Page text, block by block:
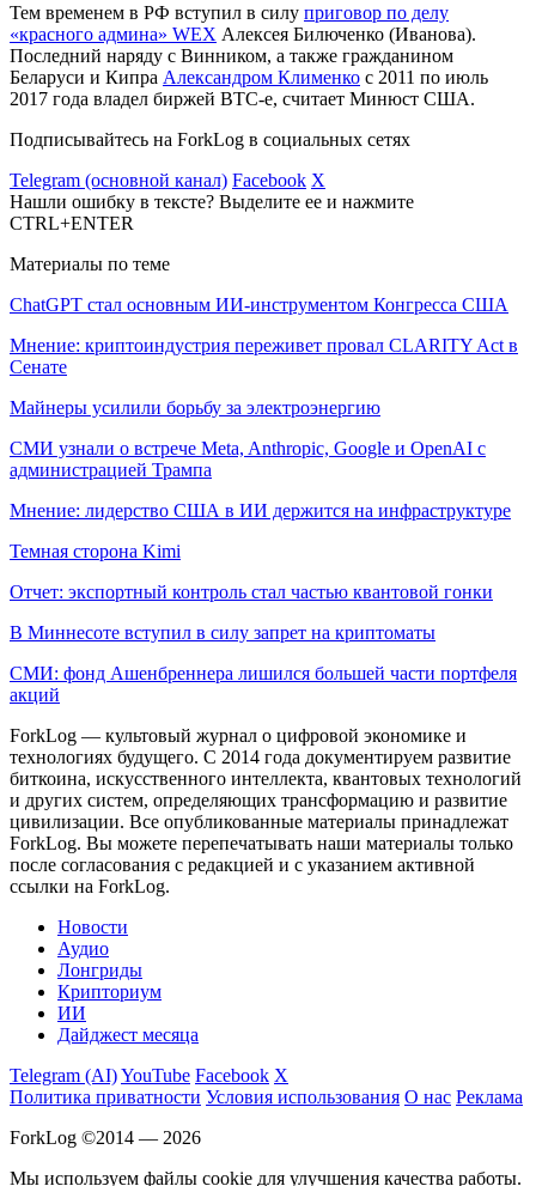
Тем временем в РФ вступил в силу приговор по делу
«красного админа» WEX Алексея Билюченко (Иванова).
Последний наряду с Винником, а также гражданином
Беларуси и Кипра Александром Клименко с 2011 по июль
2017 года владел биржей BTC-e, считает Минюст CША.
Подписывайтесь на ForkLog в социальных сетях
Telegram (основной канал) Facebook X
Нашли ошибку в тексте? Выделите ее и нажмите
CTRL+ENTER
Материалы по теме
ChatGPT стал основным ИИ-инструментом Конгресса США
Мнение: криптоиндустрия переживет провал CLARITY Act в
Сенате
Майнеры усилили борьбу за электроэнергию
СМИ узнали о встрече Meta, Anthropic, Google и OpenAI с
администрацией Трампа
Мнение: лидерство США в ИИ держится на инфраструктуре
Темная сторона Kimi
Отчет: экспортный контроль стал частью квантовой гонки
В Миннесоте вступил в силу запрет на криптоматы
СМИ: фонд Ашенбреннера лишился большей части портфеля
акций
ForkLog — культовый журнал о цифровой экономике и
технологиях будущего. С 2014 года документируем развитие
биткоина, искусственного интеллекта, квантовых технологий
и других систем, определяющих трансформацию и развитие
цивилизации. Все опубликованные материалы принадлежат
ForkLog. Вы можете перепечатывать наши материалы только
после согласования с редакцией и с указанием активной
ссылки на ForkLog.
Новости
Аудио
Лонгриды
Крипториум
ИИ
Дайджест месяца
Telegram (AI)YouTube Facebook X
Политика приватности Условия использования О нас Реклама
ForkLog ©2014 — 2026
Мы используем файлы cookie для улучшения качества работы.